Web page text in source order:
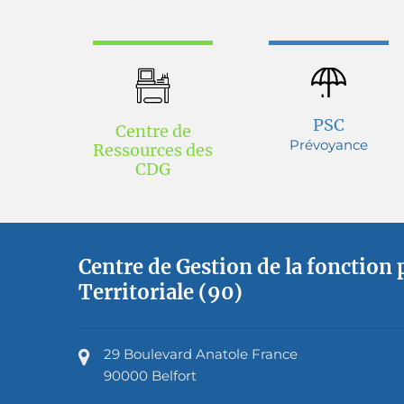
Centre de
Ressources des
CDG
PSC
Prévoyance
Centre de Gestion de la fonction
Territoriale (90)
29 Boulevard Anatole France
90000 Belfort